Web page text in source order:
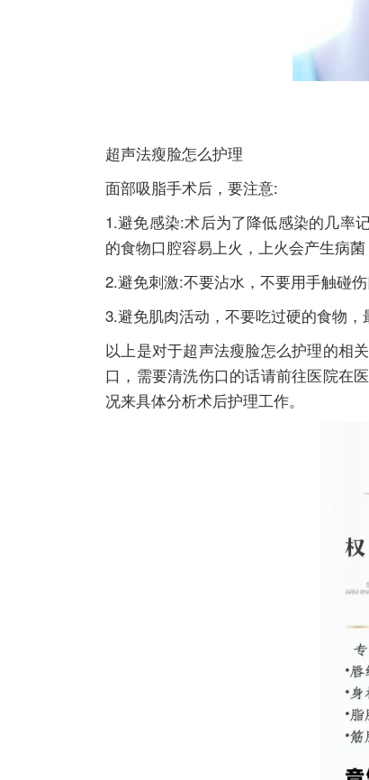
超声法瘦脸怎么护理
面部吸脂手术后，要注意:
1.避免感染:术后为了降低感染的几率
的食物口腔容易上火，上火会产生病菌
2.避免刺激:不要沾水，不要用手触碰
3.避免肌肉活动，不要吃过硬的食物，
以上是对于超声法瘦脸怎么护理的相
口，需要清洗伤口的话请前往医院在
况来具体分析术后护理工作。